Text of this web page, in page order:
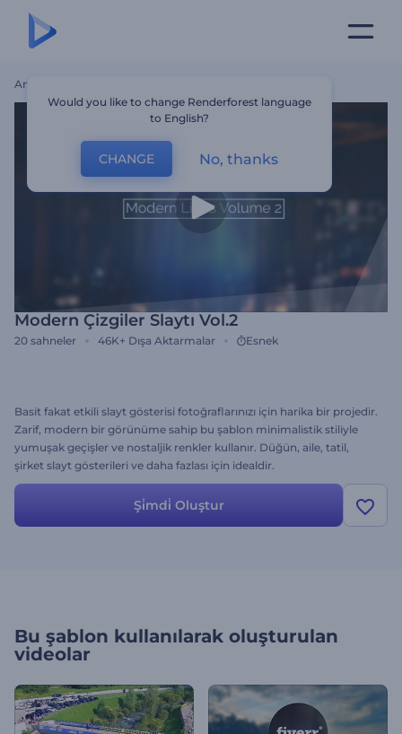
Ana Sayfa
Modern Çizgiler Slaytı Vol.2
20 sahneler 46K+ Dışa Aktarmalar Esnek
Basit fakat etkili slayt gösterisi fotoğraflarınızı için harika bir projedir.
Zarif, modern bir görünüme sahip bu şablon minimalistik stiliyle
yumuşak geçişler ve nostaljik renkler kullanır. Düğün, aile, tatil,
şirket slayt gösterileri ve daha fazlası için idealdir.
Şi̇mdi̇ Oluştur
Bu şablon kullanılarak oluşturulan
videolar
Would you like to change Renderforest language
to English?
CHANGE No, thanks